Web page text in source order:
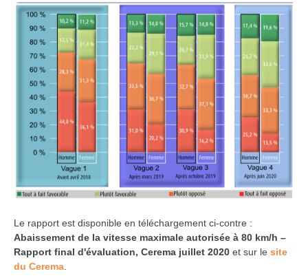
Le rapport est disponible en téléchargement ci-contre :
Abaissement de la vitesse maximale autorisée à 80 km/h –
Rapport final d'évaluation, Cerema juillet 2020 et sur le site
du Cerema